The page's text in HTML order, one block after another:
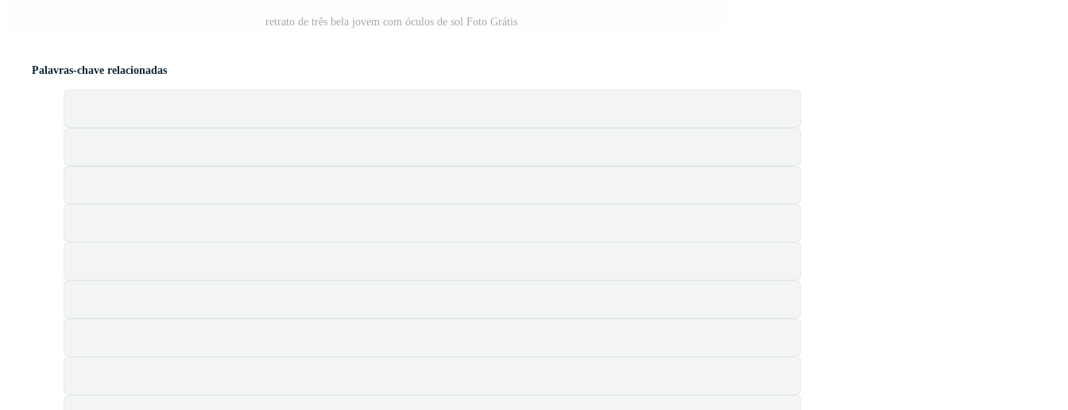
retrato de três bela jovem com óculos de sol Foto Grátis
Palavras-chave relacionadas